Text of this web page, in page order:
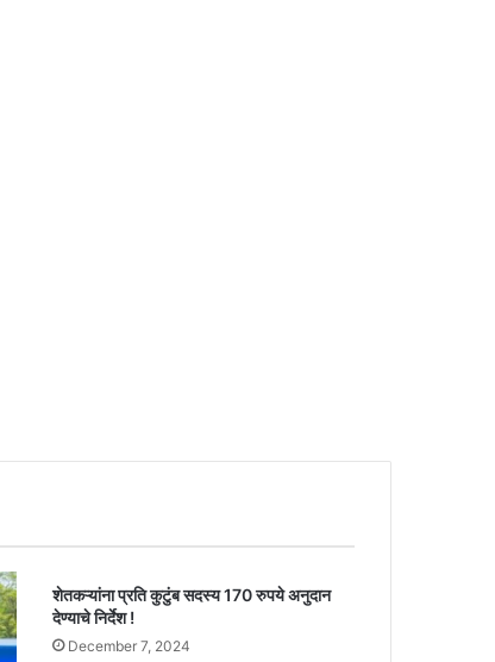
शेतकऱ्यांना प्रति कुटुंब सदस्य 170 रुपये अनुदान
देण्याचे निर्देश !
December 7, 2024